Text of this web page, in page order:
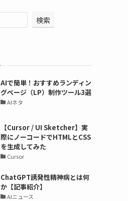
検索
AIで簡単！おすすめランディン
グページ（LP）制作ツール3選
AIネタ
【Cursor / UI Sketcher】実
際にノーコードでHTMLとCSS
を生成してみた
Cursor
ChatGPT誘発性精神病とは何
か【記事紹介】
AIニュース